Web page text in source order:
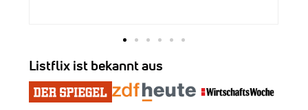
Listflix ist bekannt aus